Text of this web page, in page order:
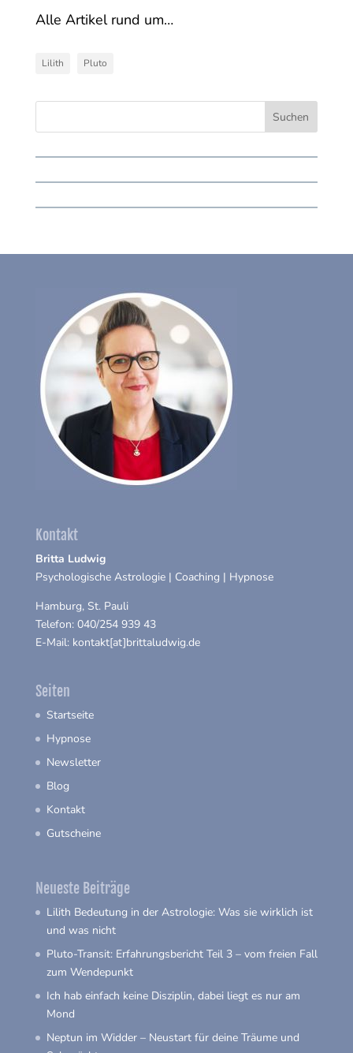
Alle Artikel rund um…
Lilith Pluto
Kontakt
Britta Ludwig
Psychologische Astrologie | Coaching | Hypnose
Hamburg, St. Pauli
Telefon: 040/254 939 43
E-Mail: kontakt[at]brittaludwig.de
Seiten
Startseite
Hypnose
Newsletter
Blog
Kontakt
Gutscheine
Neueste Beiträge
Lilith Bedeutung in der Astrologie: Was sie wirklich ist
und was nicht
Pluto-Transit: Erfahrungsbericht Teil 3 – vom freien Fall
zum Wendepunkt
Ich hab einfach keine Disziplin, dabei liegt es nur am
Mond
Neptun im Widder – Neustart für deine Träume und